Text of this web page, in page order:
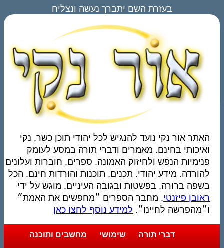
בעזרת השם יתברך נעשה ונצליח
האתר אור נקי נועד להנגיש לכל יהודי תוכן כשר, נקי
ואיכותי בחינם. מאמרים ודברי תורה במסע לעומק
פנימיות הנפש ולחיזוק האמונה. ספרים, חוברות ועלונים
להורדה. מידע יהודי. תכנים, תוכנות והורדות חינם. הכל
בשפה ברורה, בפשטות ובגובה העיניים. מוגש על ידי
ראובן פיזנטי, מחבר הספרים ״מחפשים את האמת״
ו״מהפרשה לחיינו״. למידע נוסף לחצו כאן
דברי תורה שימושי מחשבים ותוכנה